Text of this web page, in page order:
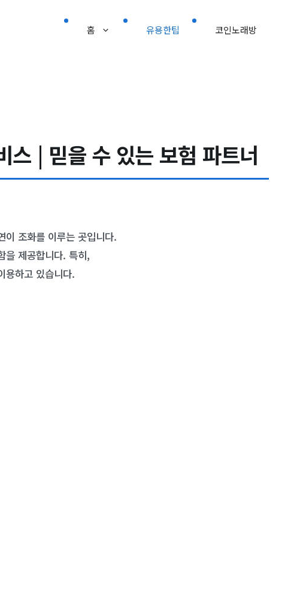
홈 유용한팁 코인노래방
스 | 믿을 수 있는 보험 파트너
이 조화를 이루는 곳입니다.
을 제공합니다. 특히,
용하고 있습니다.